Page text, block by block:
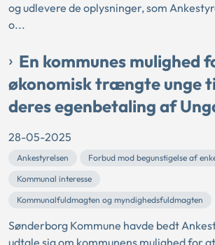
og udlevere de oplysninger, som
o...
En kommunes mulighed
økonomisk trængte unge
deres egenbetaling af
28-05-2025
Ankestyrelsen
Forbud mod begunstigelse af
Kommunal interesse
Kommunalfuldmagten og myndighedsfuldmagten
Sønderborg Kommune havde bedt